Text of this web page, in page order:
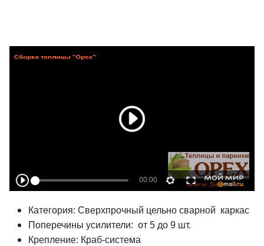
Категория: Сверхпрочный цельно сварной каркас
Поперечины усилители: от 5 до 9 шт.
Крепление: Краб-система